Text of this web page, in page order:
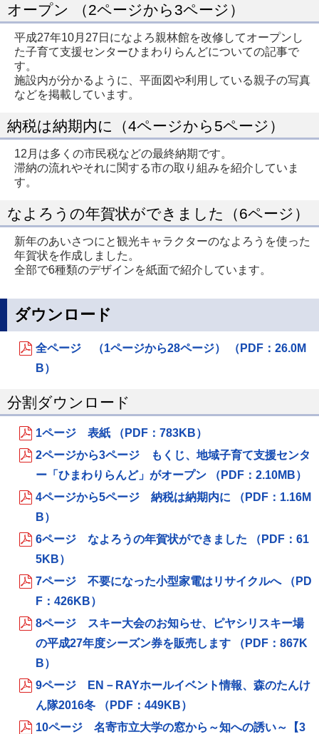
オープン （2ページから3ページ）
平成27年10月27日になよろ親林館を改修してオープンし
た子育て支援センターひまわりらんどについての記事で
す。
施設内が分かるように、平面図や利用している親子の写真
などを掲載しています。
納税は納期内に（4ページから5ページ）
12月は多くの市民税などの最終納期です。
滞納の流れやそれに関する市の取り組みを紹介していま
す。
なよろうの年賀状ができました（6ページ）
新年のあいさつにと観光キャラクターのなよろうを使った
年賀状を作成しました。
全部で6種類のデザインを紙面で紹介しています。
ダウンロード
全ページ （1ページから28ページ） （PDF：26.0M
B）
分割ダウンロード
1ページ 表紙 （PDF：783KB）
2ページから3ページ もくじ、地域子育て支援センタ
ー「ひまわりらんど」がオープン （PDF：2.10MB）
4ページから5ページ 納税は納期内に （PDF：1.16M
B）
6ページ なよろうの年賀状ができました （PDF：61
5KB）
7ページ 不要になった小型家電はリサイクルへ （PD
F：426KB）
8ページ スキー大会のお知らせ、ピヤシリスキー場
の平成27年度シーズン券を販売します （PDF：867K
B）
9ページ EN－RAYホールイベント情報、森のたんけ
ん隊2016冬 （PDF：449KB）
10ページ 名寄市立大学の窓から～知への誘い～【3